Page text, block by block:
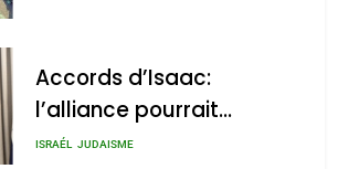
2025, l’année la plus
meurtrière selon le rapport
Accords d’Isaac:
l’alliance pourrait
s’étendre à 13 pays
ISRAÉL JUDAISME